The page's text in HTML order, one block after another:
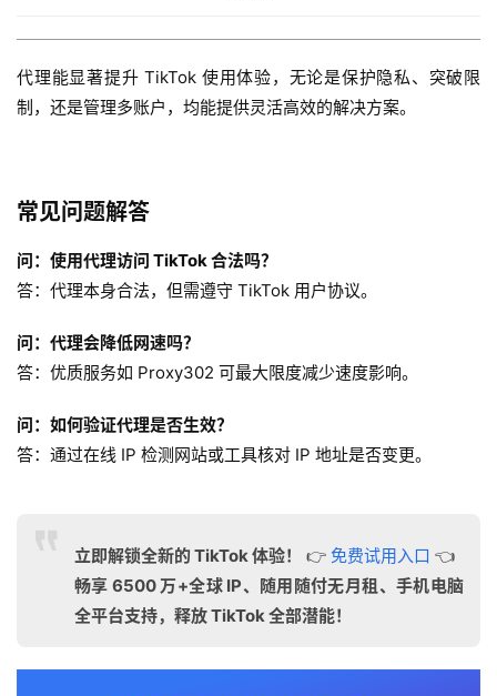
代理能显著提升 TikTok 使用体验，无论是保护隐私、突破限
制，还是管理多账户，均能提供灵活高效的解决方案。
常见问题解答
问：使用代理访问 TikTok 合法吗？
答：代理本身合法，但需遵守 TikTok 用户协议。
问：代理会降低网速吗？
答：优质服务如 Proxy302 可最大限度减少速度影响。
问：如何验证代理是否生效？
答：通过在线 IP 检测网站或工具核对 IP 地址是否变更。
立即解锁全新的 TikTok 体验！ 👉 免费试用入口 👈
畅享 6500 万+全球 IP、随用随付无月租、手机电脑
全平台支持，释放 TikTok 全部潜能！